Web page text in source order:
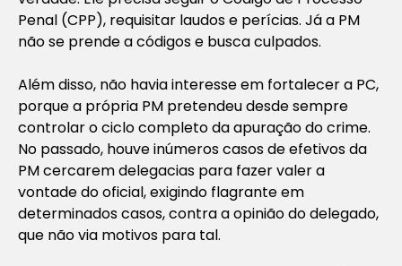
Penal (CPP), requisitar laudos e perícias. Já a PM
não se prende a códigos e busca culpados.
Além disso, não havia interesse em fortalecer a PC,
porque a própria PM pretendeu desde sempre
controlar o ciclo completo da apuração do crime.
No passado, houve inúmeros casos de efetivos da
PM cercarem delegacias para fazer valer a
vontade do oficial, exigindo flagrante em
determinados casos, contra a opinião do delegado,
que não via motivos para tal.